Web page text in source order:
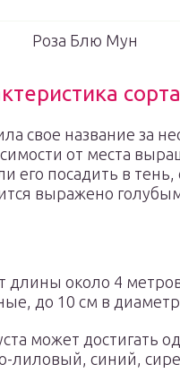
Роза Блю Мун
сорта
свое название за
от места
его посадить в
выражено
длины около 4
до 10 см в
может достигать
лиловый, синий,